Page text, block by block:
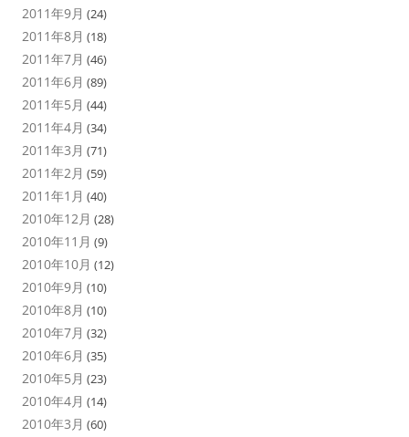
2011年9月 (24)
2011年8月 (18)
2011年7月 (46)
2011年6月 (89)
2011年5月 (44)
2011年4月 (34)
2011年3月 (71)
2011年2月 (59)
2011年1月 (40)
2010年12月 (28)
2010年11月 (9)
2010年10月 (12)
2010年9月 (10)
2010年8月 (10)
2010年7月 (32)
2010年6月 (35)
2010年5月 (23)
2010年4月 (14)
2010年3月 (60)